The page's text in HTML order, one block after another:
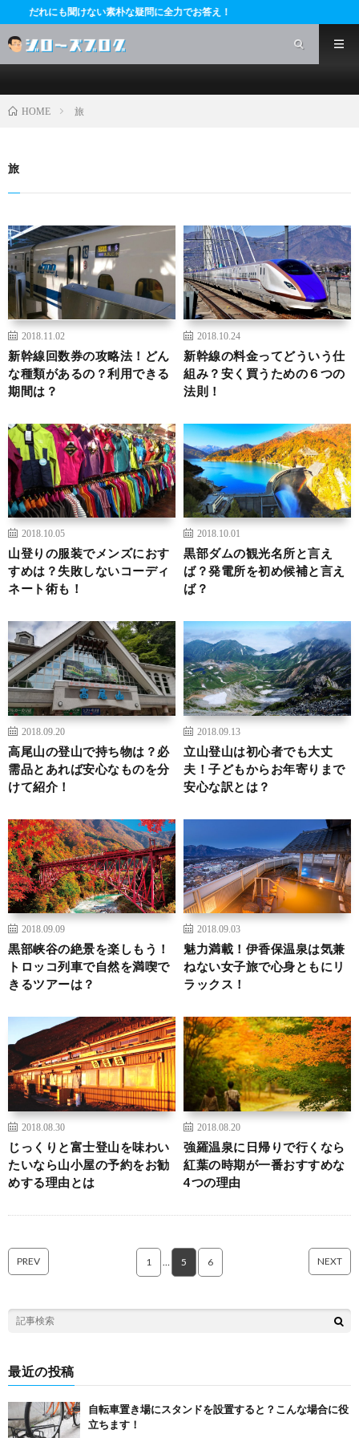
だれにも聞けない素朴な疑問に全力でお答え！
HOME 旅
旅
2018.11.02
新幹線回数券の攻略法！どん
な種類があるの？利用できる
期間は？
2018.10.24
新幹線の料金ってどういう仕
組み？安く買うための６つの
法則！
2018.10.05
山登りの服装でメンズにおす
すめは？失敗しないコーディ
ネート術も！
2018.10.01
黒部ダムの観光名所と言え
ば？発電所を初め候補と言え
ば？
2018.09.20
高尾山の登山で持ち物は？必
需品とあれば安心なものを分
けて紹介！
2018.09.13
立山登山は初心者でも大丈
夫！子どもからお年寄りまで
安心な訳とは？
2018.09.09
黒部峡谷の絶景を楽しもう！
トロッコ列車で自然を満喫で
きるツアーは？
2018.09.03
魅力満載！伊香保温泉は気兼
ねない女子旅で心身ともにリ
ラックス！
2018.08.30
じっくりと富士登山を味わい
たいなら山小屋の予約をお勧
めする理由とは
2018.08.20
強羅温泉に日帰りで行くなら
紅葉の時期が一番おすすめな
4つの理由
PREV 1 5 6 NEXT
最近の投稿
自転車置き場にスタンドを設置すると？こんな場合に役
立ちます！